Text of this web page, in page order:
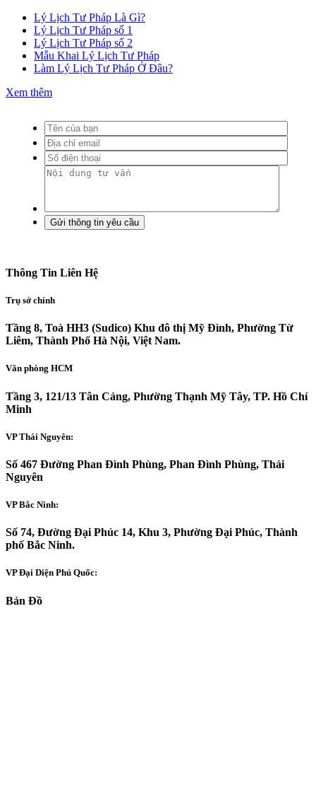
Lý Lịch Tư Pháp Là Gì?
Lý Lịch Tư Pháp số 1
Lý Lịch Tư Pháp số 2
Mẫu Khai Lý Lịch Tư Pháp
Làm Lý Lịch Tư Pháp Ở Đâu?
Xem thêm
Thông Tin Liên Hệ
Trụ sở chính
Tầng 8, Toà HH3 (Sudico) Khu đô thị Mỹ Đình, Phường Từ
Liêm, Thành Phố Hà Nội, Việt Nam.
Văn phòng HCM
Tầng 3, 121/13 Tân Cảng, Phường Thạnh Mỹ Tây, TP. Hồ Chí
Minh
VP Thái Nguyên:
Số 467 Đường Phan Đình Phùng, Phan Đình Phùng, Thái
Nguyên
VP Bắc Ninh:
Số 74, Đường Đại Phúc 14, Khu 3, Phường Đại Phúc, Thành
phố Bắc Ninh.
VP Đại Diện Phú Quốc:
Bản Đồ